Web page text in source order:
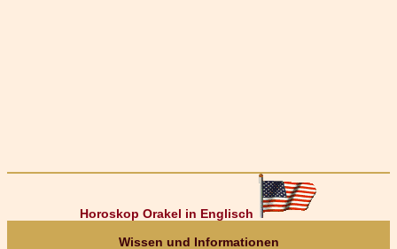
Horoskop Orakel in Englisch
Wissen und Informationen